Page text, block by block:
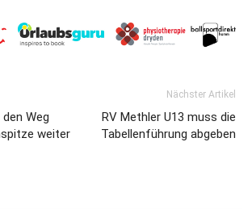
Weg
weiter
Nächster Artikel
RV Methler U13 muss die
Tabellenführung abgeben